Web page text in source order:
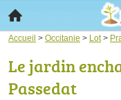
Accueil > Occitanie > Lot>
Le jardin
Passedat